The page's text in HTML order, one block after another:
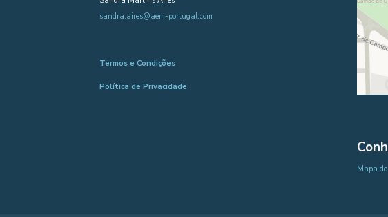
sandra.aires@aem-portugal.com
Termos e Condições
Política de Privacidade
Mapa